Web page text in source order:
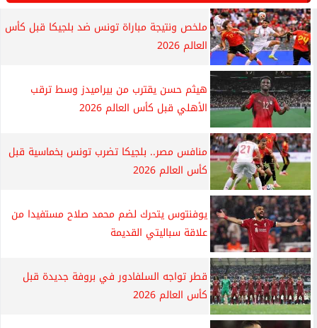
ملخص ونتيجة مباراة تونس ضد بلجيكا قبل كأس
العالم 2026
هيثم حسن يقترب من بيراميدز وسط ترقب
الأهلي قبل كأس العالم 2026
منافس مصر.. بلجيكا تضرب تونس بخماسية قبل
كأس العالم 2026
يوفنتوس يتحرك لضم محمد صلاح مستفيدا من
علاقة سباليتي القديمة
قطر تواجه السلفادور في بروفة جديدة قبل
كأس العالم 2026